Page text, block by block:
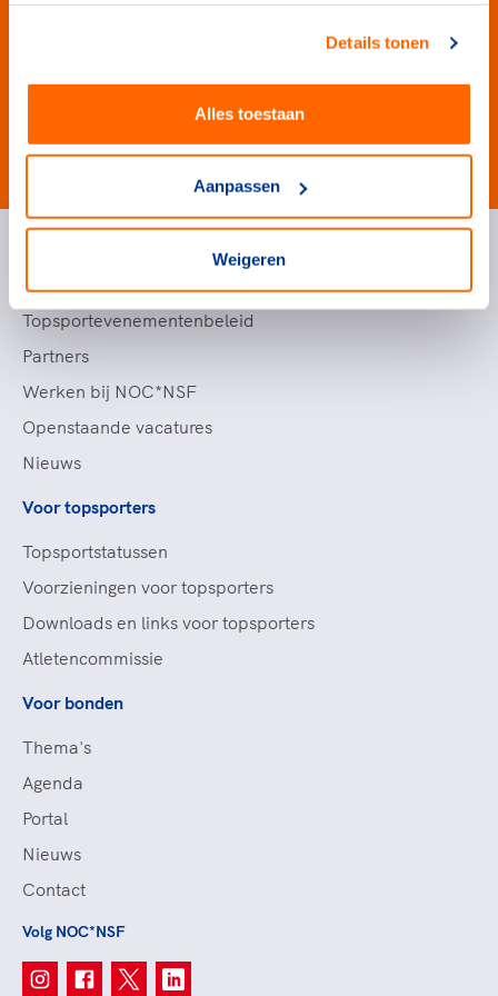
Details tonen
Alles toestaan
Aanpassen
Weigeren
#wewinnenveelmetsport
Topsportevenementenbeleid
Partners
Werken bij NOC*NSF
Openstaande vacatures
Nieuws
Voor topsporters
Topsportstatussen
Voorzieningen voor topsporters
Downloads en links voor topsporters
Atletencommissie
Voor bonden
Thema's
Agenda
Portal
Nieuws
Contact
Volg NOC*NSF